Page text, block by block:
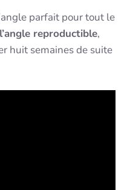
parfait pour tout le
l’angle reproductible,
huit semaines de suite